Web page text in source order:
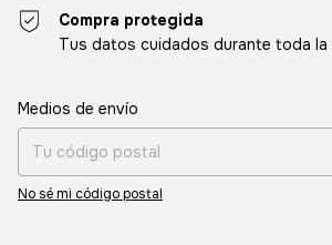
Compra protegida
Tus datos cuidados durante toda la
Entregas para el CP:
Medios de envío
No sé mi código postal